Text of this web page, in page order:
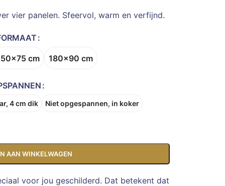
vier panelen. Sfeervol, warm en verfijnd.
cm 180x90 cm
4 cm dik Niet opgespannen, in koker
AAN WINKELWAGEN
voor jou geschilderd. Dat betekent dat